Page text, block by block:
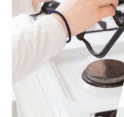
エアコ
キッチ
トイレク
ベラン
レンジ